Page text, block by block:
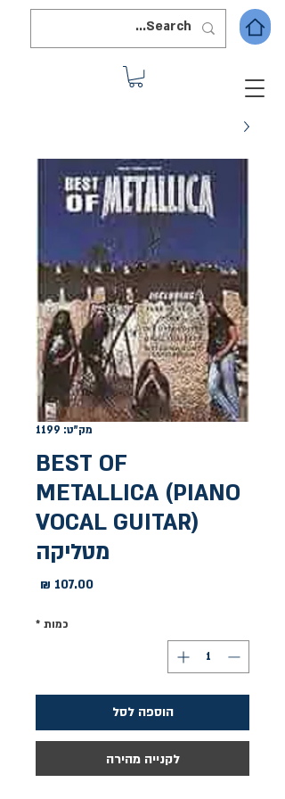
מק"ט: 1199
BEST OF
METALLICA (PIANO
VOCAL GUITAR)
מטליקה
כמות *
הוספה לסל
לקנייה מהירה